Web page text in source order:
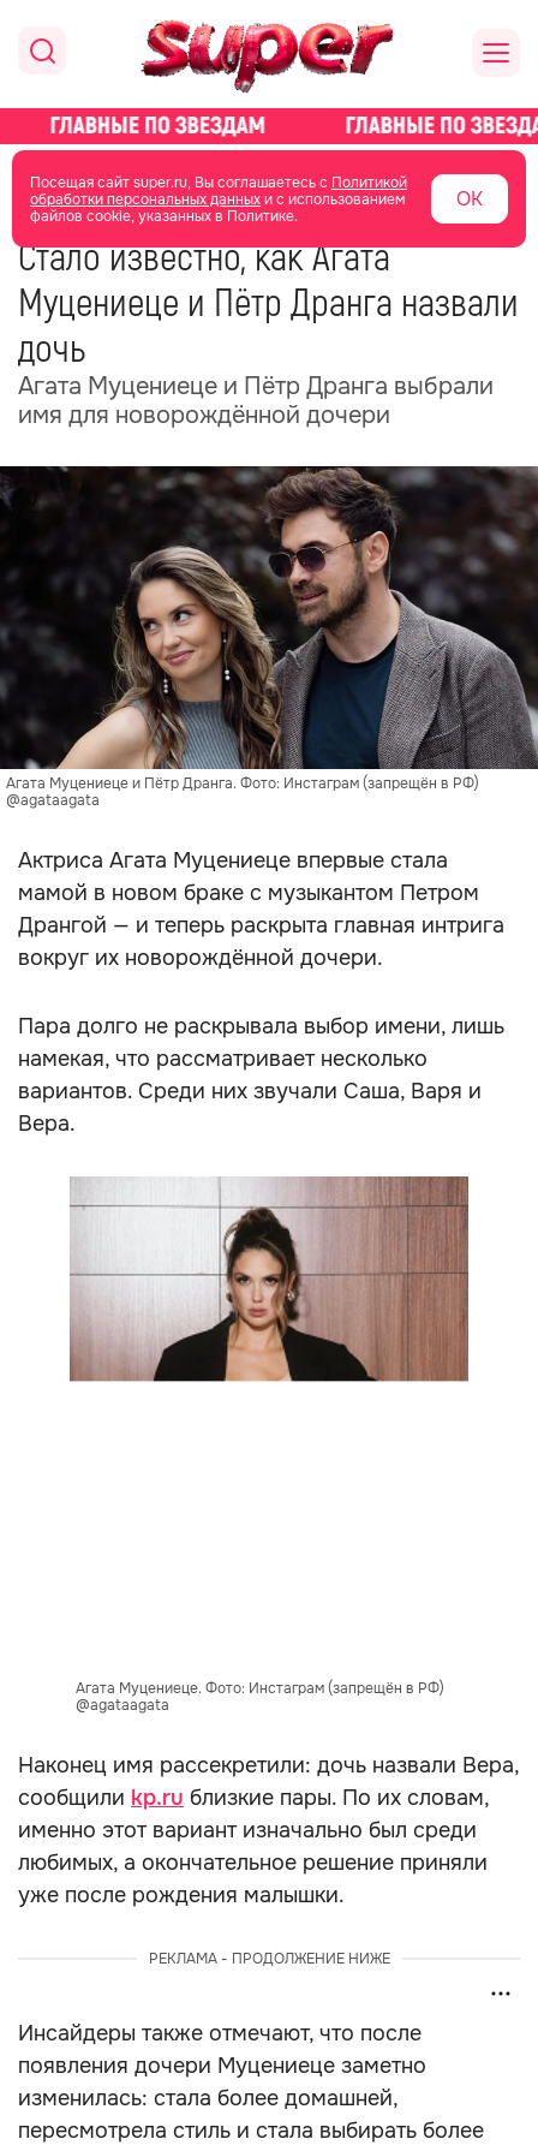
Посещая сайт super.ru, Вы соглашаетесь с Политикой
обработки персональных данныхи с использованием
файлов cookie, указанных в Политике.
ОК
главная новости о звездах новости
20 мая 07:38
Стало известно, как Агата
Муцениеце и Пётр Дранга назвали
дочь
Агата Муцениеце и Пётр Дранга выбрали
имя для новорождённой дочери
Агата Муцениеце и Пётр Дранга. Фото: Инстаграм (запрещён в РФ)
@agataagata
Актриса Агата Муцениеце впервые стала
мамой в новом браке с музыкантом Петром
Дрангой — и теперь раскрыта главная интрига
вокруг их новорождённой дочери.
Пара долго не раскрывала выбор имени, лишь
намекая, что рассматривает несколько
вариантов. Среди них звучали Саша, Варя и
Вера.
Агата Муцениеце. Фото: Инстаграм (запрещён в РФ)
@agataagata
Наконец имя рассекретили: дочь назвали Вера,
сообщили kp.ru близкие пары. По их словам,
именно этот вариант изначально был среди
любимых, а окончательное решение приняли
уже после рождения малышки.
РЕКЛАМА - ПРОДОЛЖЕНИЕ НИЖЕ
Инсайдеры также отмечают, что после
появления дочери Муцениеце заметно
изменилась: стала более домашней,
пересмотрела стиль и стала выбирать более